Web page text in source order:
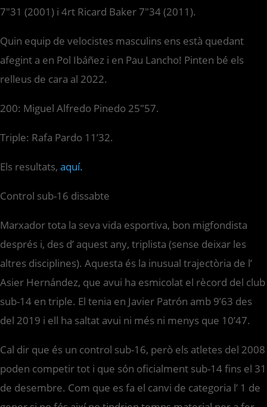
7″31 (2001) i 4rt Ricard Baker 7″34 (2011).
Quin equip de velocistes masculins ens està quedant
afegint a en Pol Ibáñez i en Pau Lancho! Pinten bé els
relleus de cara al 2022.
200: Miguel Alfredo Pinedo 25″57.
Triple: Rafa Pardo 11’32.
Els resultats, aquí.
Control sub-16 dissabte
Marxador tota la seva vida esportiva, bon migfondista
després i, des d’ aquest any, triplista (sense deixar les
altres disciplines). Aquesta és la inusual trajectòria de l’
Asier Hernández, que avui ha esmicolat el rècord del club
sub-14 en triple. El tenia en Javier Patrón amb 9’63 des
del 2019 i ell ha saltat avui ni més ni menys que 10’47.
Cal dir que és un control sub-16, però els atletes del 2008
poden competir tot i que són oficialment sub-14 fins el 31
de desembre. Com que es fa el canvi de categoria l’ 1 de